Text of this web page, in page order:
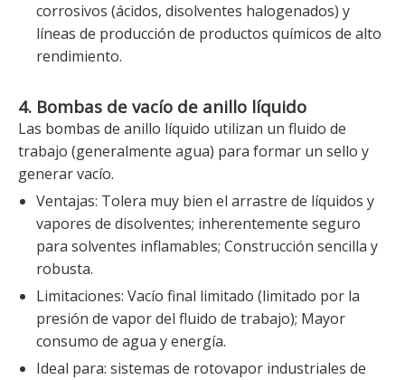
corrosivos (ácidos, disolventes halogenados) y
líneas de producción de productos químicos de alto
rendimiento.
4. Bombas de vacío de anillo líquido
Las bombas de anillo líquido utilizan un fluido de
trabajo (generalmente agua) para formar un sello y
generar vacío.
Ventajas: Tolera muy bien el arrastre de líquidos y
vapores de disolventes; inherentemente seguro
para solventes inflamables; Construcción sencilla y
robusta.
Limitaciones: Vacío final limitado (limitado por la
presión de vapor del fluido de trabajo); Mayor
consumo de agua y energía.
Ideal para: sistemas de rotovapor industriales de